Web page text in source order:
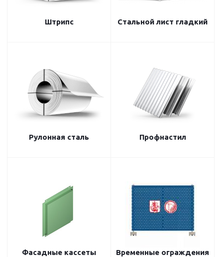
Штрипс Стальной лист гладкий
Рулонная сталь Профнастил
Фасадные кассеты Временные ограждения